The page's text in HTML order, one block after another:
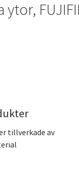
ytor,
tillverkade av